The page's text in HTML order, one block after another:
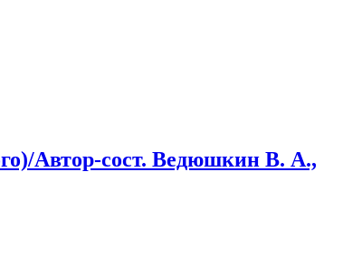
Автор-сост. Ведюшкин В. А.,